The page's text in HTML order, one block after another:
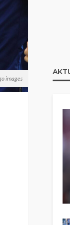
images